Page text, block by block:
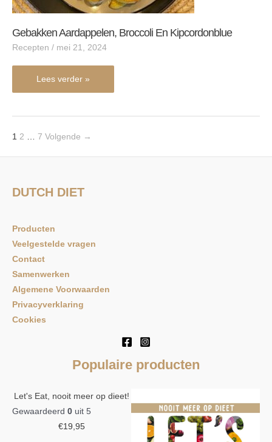
Gebakken Aardappelen, Broccoli En Kipcordonblue
Recepten / mei 21, 2024
Lees verder »
1 2 7 Volgende →
DUTCH DIET
Producten
Veelgestelde vragen
Contact
Samenwerken
Algemene Voorwaarden
Privacyverklaring
Cookies
Populaire producten
Let's Eat, nooit meer op dieet!
Gewaardeerd 0 uit 5
€19,95